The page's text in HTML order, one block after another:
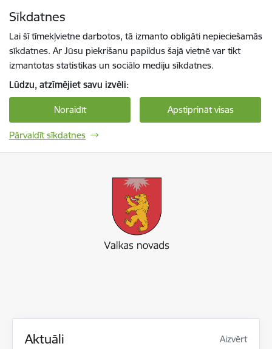
Sīkdatnes
Lai šī tīmekļvietne darbotos, tā izmanto obligāti nepieciešamās
sīkdatnes. Ar Jūsu piekrišanu papildus šajā vietnē var tikt
izmantotas statistikas un sociālo mediju sīkdatnes.
Lūdzu, atzīmējiet savu izvēli:
Noraidīt Apstiprināt visas
Pārvaldīt sīkdatnes
Aktuāli Aizvērt